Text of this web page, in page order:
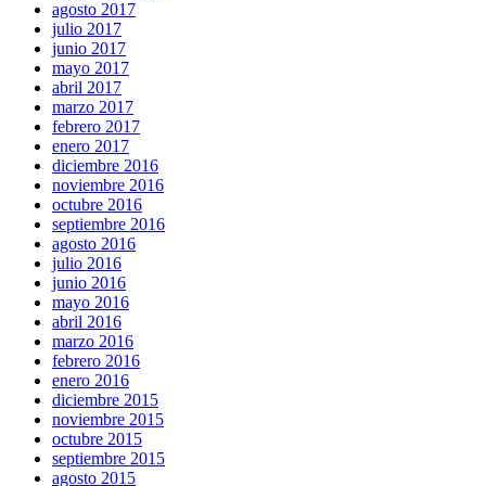
agosto 2017
julio 2017
junio 2017
mayo 2017
abril 2017
marzo 2017
febrero 2017
enero 2017
diciembre 2016
noviembre 2016
octubre 2016
septiembre 2016
agosto 2016
julio 2016
junio 2016
mayo 2016
abril 2016
marzo 2016
febrero 2016
enero 2016
diciembre 2015
noviembre 2015
octubre 2015
septiembre 2015
agosto 2015